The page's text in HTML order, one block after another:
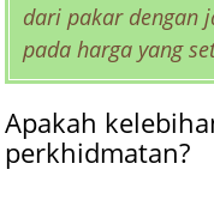
dari pakar dengan
pada harga yang
Apakah
perkhidmatan?